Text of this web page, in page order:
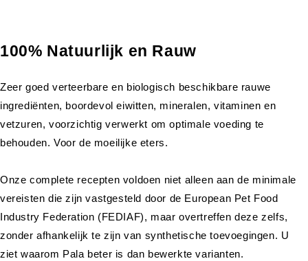
100% Natuurlijk en Rauw
Zeer goed verteerbare en biologisch beschikbare rauwe
ingrediënten, boordevol eiwitten, mineralen, vitaminen en
vetzuren, voorzichtig verwerkt om optimale voeding te
behouden. Voor de moeilijke eters.
Onze complete recepten voldoen niet alleen aan de minimale
vereisten die zijn vastgesteld door de European Pet Food
Industry Federation (FEDIAF), maar overtreffen deze zelfs,
zonder afhankelijk te zijn van synthetische toevoegingen. U
ziet waarom Pala beter is dan bewerkte varianten.